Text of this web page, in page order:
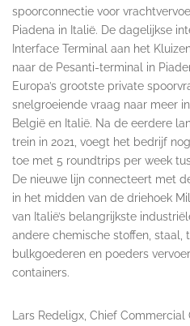
spoorconnectie voor
Piadena in Italië. De dagelijkse
Interface Terminal aan het
naar de Pesanti-terminal in
Europa’s grootste private
snelgroeiende vraag naar meer
België en Italië. Na de eerdere
trein in 2021, voegt het bedrijf
toe met 5 roundtrips per week
De nieuwe lijn connecteert met
in het midden van de driehoek
van Italië’s belangrijkste
andere chemische stoffen, staal,
bulkgoederen en poeders
containers.
Lars Redeligx, Chief Commercial